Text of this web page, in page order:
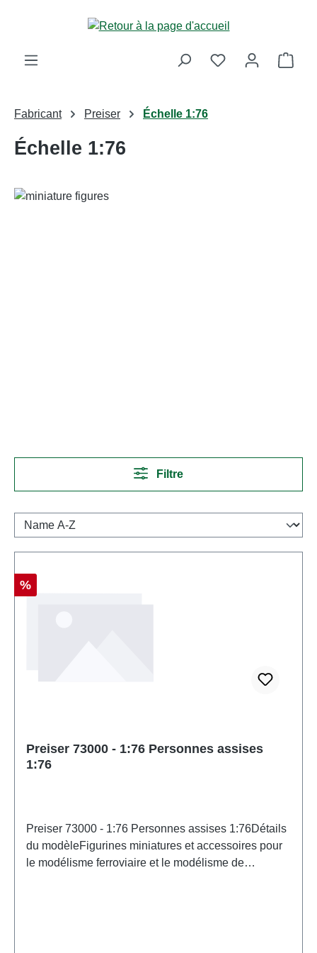
Passer au contenu principal
Le
Fabricant Preiser Échelle 1:76
Échelle 1:76
Filtre
Réduction
%
Preiser 73000 - 1:76 Personnes assises
1:76
Preiser 73000 - 1:76 Personnes assises 1:76Détails
du modèleFigurines miniatures et accessoires pour
le modélisme ferroviaire et le modélisme de